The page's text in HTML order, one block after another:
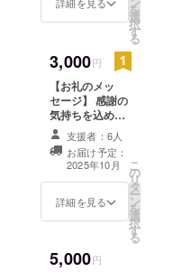
を
選
択
す
る
3,000円
【お礼のメッ
セージ】 感謝の
気持ちを込め
て、お礼のメッ
セージと大会結
果をお送りしま
す。 ※このリ
ターンは1,000円
のものと同じに
支援者：6人
お届け予定：
2025年10月
詳細を見る
こ
の
リ
タ
ー
ン
を
選
択
す
る
5,000円